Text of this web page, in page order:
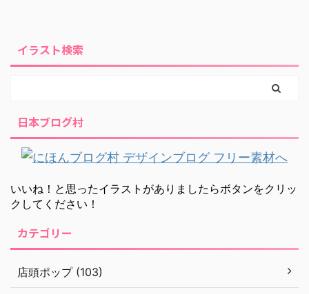
イラスト検索
日本ブログ村
いいね！と思ったイラストがありましたらボタンをクリッ
クしてください！
カテゴリー
店頭ポップ (103)